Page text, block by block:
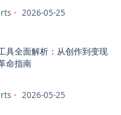
2026-05-25
具全面解析：从创作到变现
命指南
2026-05-25